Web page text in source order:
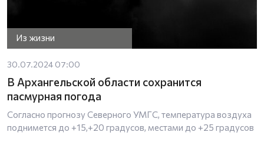
Из жизни
30.07.2024 07:00
В Архангельской области сохранится
пасмурная погода
Согласно прогнозу Северного УМГС, температура воздуха
поднимется до +15,+20 градусов, местами до +25 градусов